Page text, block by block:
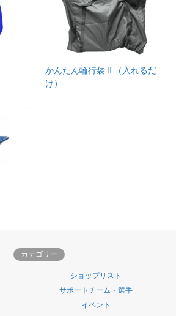
かんたん輪行袋Ⅱ（入れるだ
け）
カテゴリー
ショップリスト
サポートチーム・選手
イベント